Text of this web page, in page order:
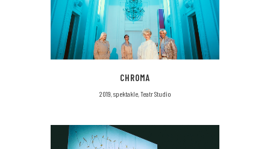
CHROMA
2019, spektakle, Teatr Studio